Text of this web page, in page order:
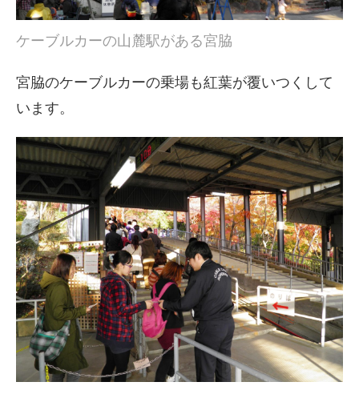
ケーブルカーの山麓駅がある宮脇
宮脇のケーブルカーの乗場も紅葉が覆いつくして
います。